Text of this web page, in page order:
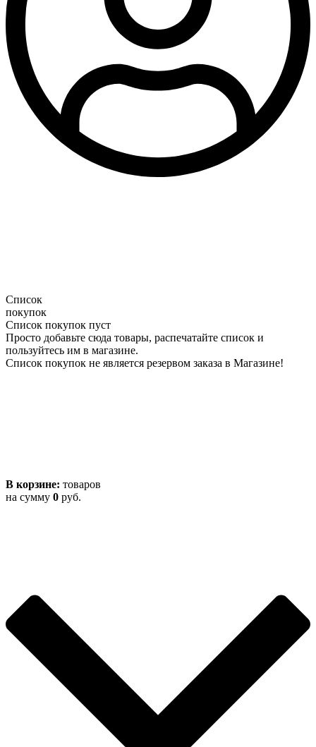
Список
покупок
Список покупок пуст
Просто добавьте сюда товары, распечатайте список и
пользуйтесь им в магазине.
Список покупок не является резервом заказа в Магазине!
В корзине: товаров
на сумму 0 руб.